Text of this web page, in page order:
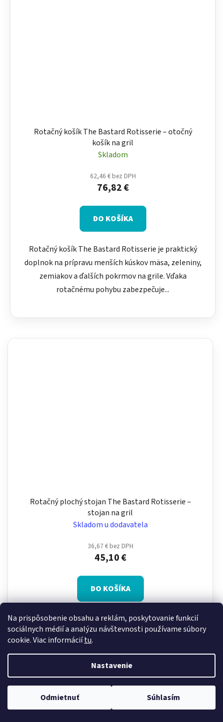
Na prispôsobenie obsahu a reklám, poskytovanie funkcií
sociálnych médií a analýzu návštevnosti používame súbory
cookie. Viac informáciítu.
Nastavenie
Odmietnuť Súhlasím
Rotačný košík The Bastard Rotisserie – otočný
košík na gril
Skladom
62,46 € bez DPH
76,82 €
DO KOŠÍKA
Rotačný košík The Bastard Rotisserie je praktický
doplnok na prípravu menších kúskov mäsa, zeleniny,
zemiakov a ďalších pokrmov na grile. Vďaka
rotačnému pohybu zabezpečuje...
Rotačný plochý stojan The Bastard Rotisserie –
stojan na gril
Skladom u dodavatela
36,67 € bez DPH
45,10 €
DO KOŠÍKA
Rotačný plochý stojan The Bastard Rotisserie je
praktický doplnok na rovnomernú prípravu mäsa a
ďalších pokrmov na keramickom grile. Umožňuje